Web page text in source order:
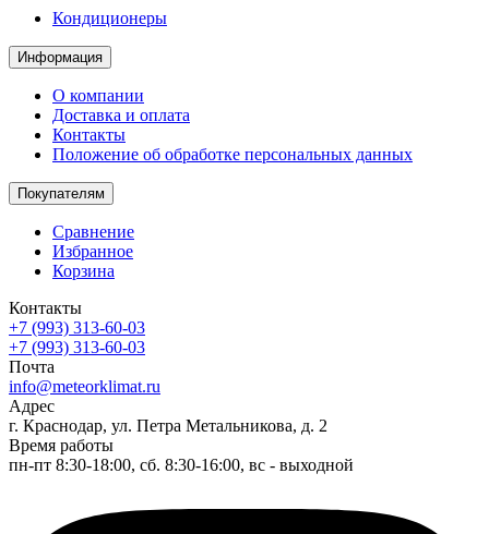
Кондиционеры
Информация
О компании
Доставка и оплата
Контакты
Положение об обработке персональных данных
Покупателям
Сравнение
Избранное
Корзина
Контакты
+7 (993) 313-60-03
+7 (993) 313-60-03
Почта
info@meteorklimat.ru
Адрес
г. Краснодар, ул. Петра Метальникова, д. 2
Время работы
пн-пт 8:30-18:00, сб. 8:30-16:00, вс - выходной